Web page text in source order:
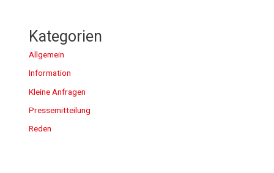
Kategorien
Allgemein
Information
Kleine Anfragen
Pressemitteilung
Reden